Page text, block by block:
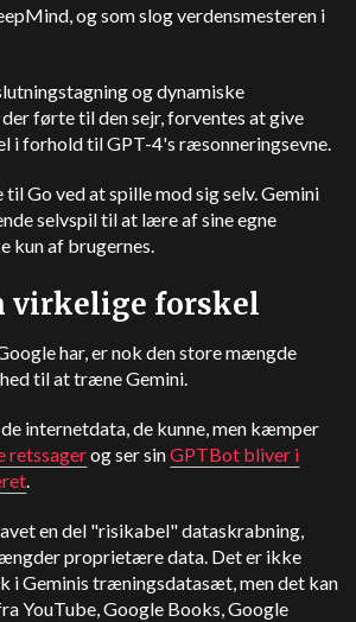
og som slog verdensmesteren i
og dynamiske
førte til den sejr, forventes at give
i forhold til GPT-4's ræsonneringsevne.
Go ved at spille mod sig selv. Gemini
selvspil til at lære af sine egne
kun af brugernes.
virkelige forskel
har, er nok den store mængde
til at træne Gemini.
internetdata, de kunne, men kæmper
retssagerog ser sinGPTBot bliver i
.
en del "risikabel" dataskrabning,
proprietære data. Det er ikke
i Geminis træningsdatasæt, men det kan
YouTube, Google Books, Google